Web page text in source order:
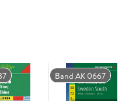
Band AK 0667